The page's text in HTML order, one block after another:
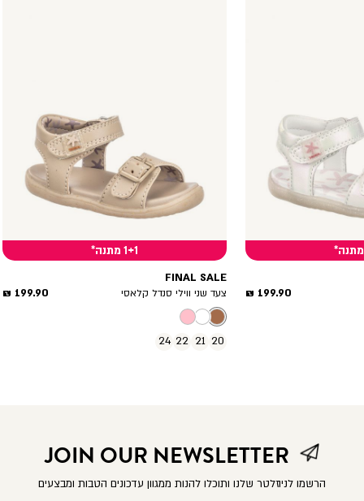
מחיר
199.90 ₪
1+1 מתנה*
FINAL SALE
צעד שני ווילי סנדל קלאסי
מחיר
199.90 ₪
20
21
22
24
JOIN OUR NEWSLETTER
הרשמו לניוזלטר שלנו ותוכלו להנות ממגוון עדכונים הטבות ומבצעים